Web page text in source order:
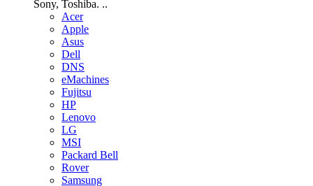
Sony, Toshiba. ..
Acer
Apple
Asus
Dell
DNS
eMachines
Fujitsu
HP
Lenovo
LG
MSI
Packard Bell
Rover
Samsung